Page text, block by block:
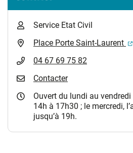
Service Etat Civil
Place Porte Saint-Laurent
04 67 69 75 82
Contacter
Ouvert du lundi au
14h à 17h30 ; le mercredi,
jusqu’à 19h.